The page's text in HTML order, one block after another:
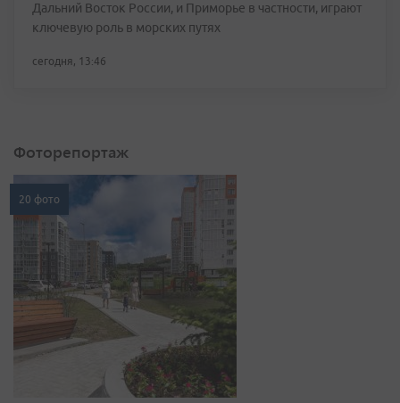
Дальний Восток России, и Приморье в частности, играют
ключевую роль в морских путях
сегодня, 13:46
Фоторепортаж
20 фото